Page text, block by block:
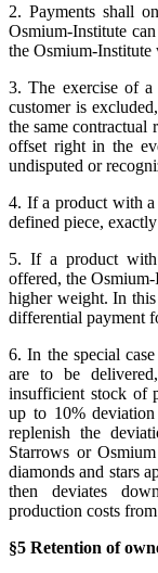
2. Payments shall
Osmium-Institute
the Osmium-Institute
3. The exercise of
customer is
the same contractual
offset right in the
undisputed or
4. If a product with a
defined piece,
5. If a product
offered, the
higher weight. In this
differential payment
6. In the special
are to be
insufficient stock of
up to 10%
replenish the
Starrows or
diamonds and stars
then deviates
production costs
§5 Retention of